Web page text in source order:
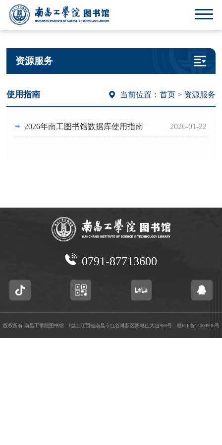
资源服务
使用指南 当前位置： 首页> 资源服务
2026年南工图书馆数据库使用指南 2026-01-22
0791-87713600
版权所有:南昌工学院图书馆 地址:江西省南昌市红谷滩新区阁皂山大道998号 赣ICP备14004936号